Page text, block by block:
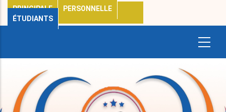
PRINCIPALE
PERSONNELLE
ÉTUDIANTS